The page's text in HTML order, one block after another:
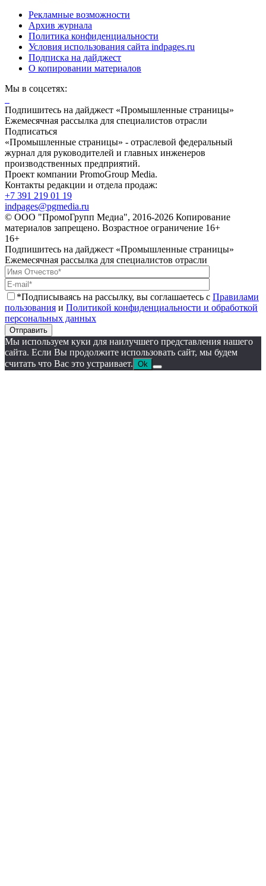
Рекламные возможности
Архив журнала
Политика конфиденциальности
Условия использования сайта indpages.ru
Подписка на дайджест
О копировании материалов
Мы в соцсетях:
Подпишитесь на дайджест «Промышленные страницы»
Ежемесячная рассылка для специалистов отрасли
Подписаться
«Промышленные страницы» - отраслевой федеральный
журнал для руководителей и главных инженеров
производственных предприятий.
Проект компании PromoGroup Media.
Контакты редакции и отдела продаж:
+7 391 219 01 19
indpages@pgmedia.ru
© ООО "ПромоГрупп Медиа", 2016-2026 Копирование
материалов запрещено. Возрастное ограничение 16+
16+
Подпишитесь на дайджест «Промышленные страницы»
Ежемесячная рассылка для специалистов отрасли
*Подписываясь на рассылку, вы соглашаетесь с Правилами
пользования и Политикой конфиденциальности и обработкой
персональных данных
Отправить
Мы используем куки для наилучшего представления нашего
сайта. Если Вы продолжите использовать сайт, мы будем
считать что Вас это устраивает. Ok